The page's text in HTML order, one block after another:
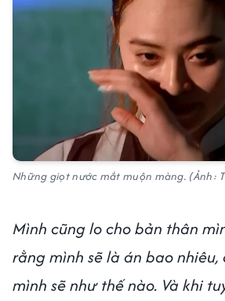
Những giọt nước mắt muộn màng. (Ảnh:
Mình cũng lo cho bản thân
rằng mình sẽ là án bao
mình sẽ như thế nào. Và khi